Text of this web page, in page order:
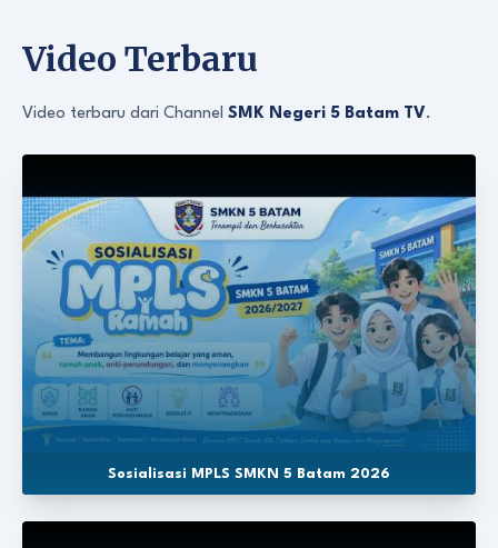
Video Terbaru
Video terbaru dari Channel SMK Negeri 5 Batam TV.
Sosialisasi MPLS SMKN 5 Batam 2026